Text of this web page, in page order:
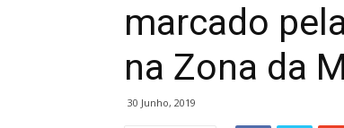
marcado
na Zona da
30 Junho, 2019